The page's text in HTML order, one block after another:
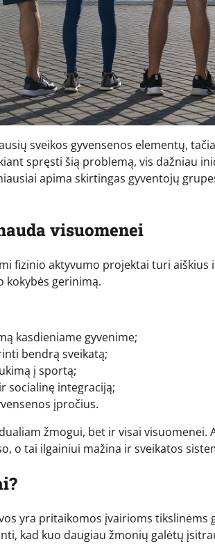
sveikos gyvensenos elementų,
spręsti šią problemą, vis dažniau
apima skirtingas gyventojų
visuomenei
fizinio aktyvumo projektai turi aiškius
kokybės gerinimą.
kasdieniame gyvenime;
bendrą sveikatą;
į sportą;
socialinę integraciją;
įpročius.
žmogui, bet ir visai visuomenei.
o tai ilgainiui mažina ir sveikatos
yra pritaikomos įvairioms tikslinėms
kad kuo daugiau žmonių galėtų